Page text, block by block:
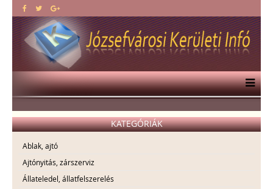
KATEGÓRIÁK
Ablak, ajtó
Ajtónyitás, zárszerviz
Állateledel, állatfelszerelés